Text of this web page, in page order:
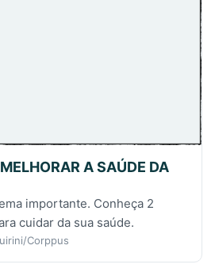
A SAÚDE DA
importante. Conheça 2
cuidar da sua saúde.
Corppus